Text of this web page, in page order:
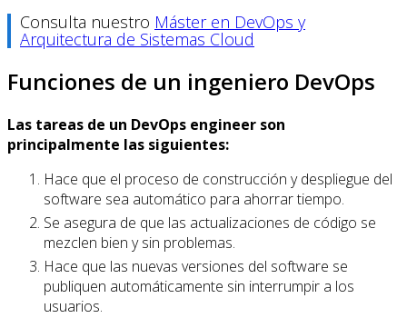
Consulta nuestro Máster en DevOps y
Arquitectura de Sistemas Cloud
Funciones de un ingeniero DevOps
Las tareas de un DevOps engineer son
principalmente las siguientes:
Hace que el proceso de construcción y despliegue del
software sea automático para ahorrar tiempo.
Se asegura de que las actualizaciones de código se
mezclen bien y sin problemas.
Hace que las nuevas versiones del software se
publiquen automáticamente sin interrumpir a los
usuarios.